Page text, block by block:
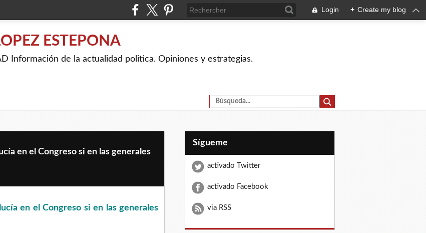
Login + Create my blog
ESTEPONA
Información de la actualidad politica. Opiniones y estrategias.
en el Congreso si en las generales
en el Congreso si en las generales
Sígueme
activado Twitter
activado Facebook
via RSS